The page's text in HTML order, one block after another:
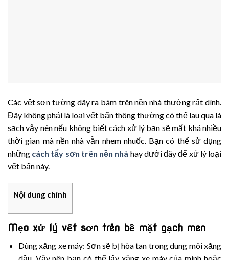
Các vệt sơn tường dây ra bám trên nền nhà thường rất dính.
Đây không phải là loại vết bẩn thông thường có thể lau qua là
sạch vậy nên nếu không biết cách xử lý bạn sẽ mất khá nhiều
thời gian mà nền nhà vẫn nhem nhuốc. Bạn có thể sử dụng
những cách tẩy sơn trên nền nhà hay dưới đây để xử lý loại
vết bẩn này.
Nội dung chính
Mẹo xử lý vết sơn trên bề mặt gạch men
Dùng xăng xe máy: Sơn sẽ bị hòa tan trong dung môi xăng